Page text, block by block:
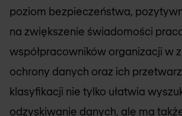
poziom bezpieczeństwa,
na zwiększenie świadomości
współpracowników organizacji w
ochrony danych oraz ich
klasyfikacji nie tylko ułatwia
odzyskiwanie danych, ale ma